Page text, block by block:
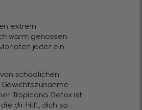
extrem
warm genossen
jeder ein
schädlichen
Tropicana Detox ist
dir hilft, dich so